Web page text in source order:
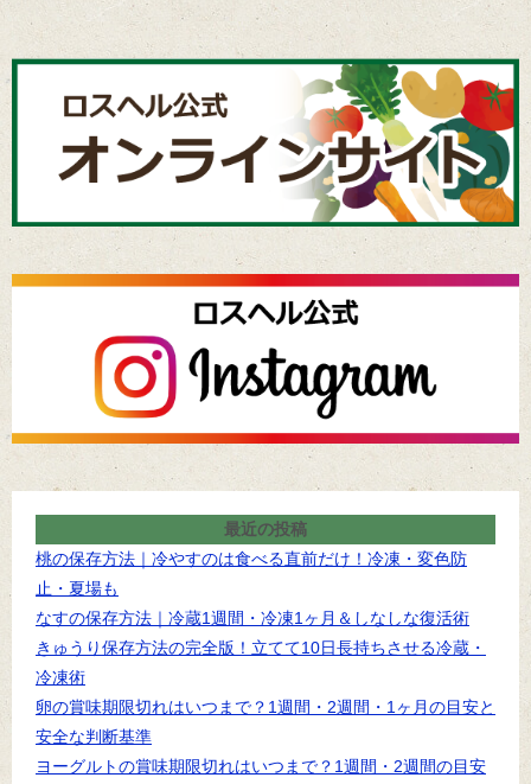
最近の投稿
桃の保存方法｜冷やすのは食べる直前だけ！冷凍・変色防
止・夏場も
なすの保存方法｜冷蔵1週間・冷凍1ヶ月＆しなしな復活術
きゅうり保存方法の完全版！立てて10日長持ちさせる冷蔵・
冷凍術
卵の賞味期限切れはいつまで？1週間・2週間・1ヶ月の目安と
安全な判断基準
ヨーグルトの賞味期限切れはいつまで？1週間・2週間の目安